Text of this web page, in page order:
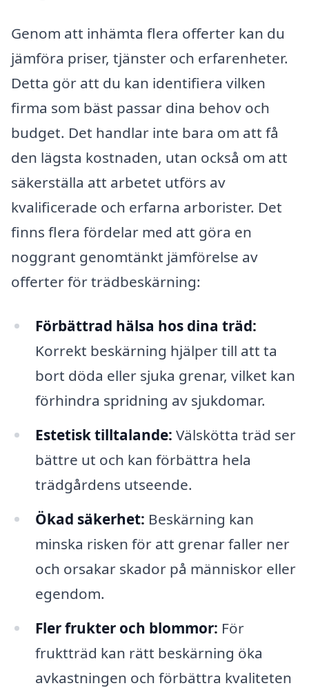
Genom att inhämta flera offerter kan du
jämföra priser, tjänster och erfarenheter.
Detta gör att du kan identifiera vilken
firma som bäst passar dina behov och
budget. Det handlar inte bara om att få
den lägsta kostnaden, utan också om att
säkerställa att arbetet utförs av
kvalificerade och erfarna arborister. Det
finns flera fördelar med att göra en
noggrant genomtänkt jämförelse av
offerter för trädbeskärning:
Förbättrad hälsa hos dina träd:
Korrekt beskärning hjälper till att ta
bort döda eller sjuka grenar, vilket kan
förhindra spridning av sjukdomar.
Estetisk tilltalande: Välskötta träd ser
bättre ut och kan förbättra hela
trädgårdens utseende.
Ökad säkerhet: Beskärning kan
minska risken för att grenar faller ner
och orsakar skador på människor eller
egendom.
Fler frukter och blommor: För
fruktträd kan rätt beskärning öka
avkastningen och förbättra kvaliteten